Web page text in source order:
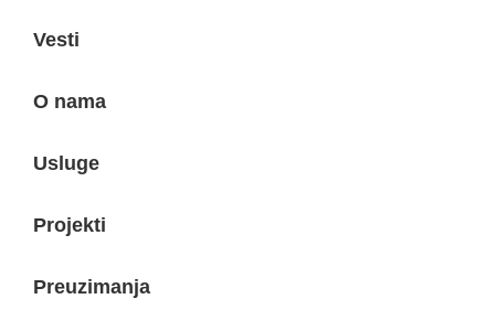
Vesti
O nama
Usluge
Projekti
Preuzimanja